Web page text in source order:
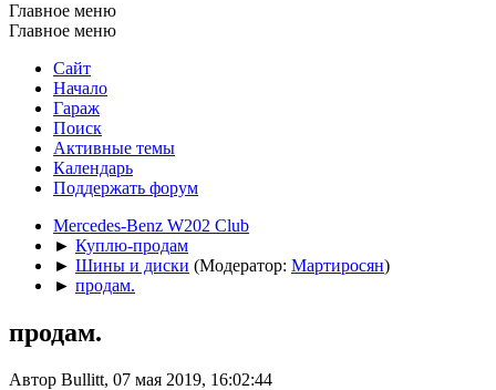
Главное меню
Главное меню
Сайт
Начало
Гараж
Поиск
Активные темы
Календарь
Поддержать форум
Mercedes-Benz W202 Club
► Куплю-продам
► Шины и диски (Модератор: Мартиросян)
► продам.
продам.
Автор Bullitt, 07 мая 2019, 16:02:44